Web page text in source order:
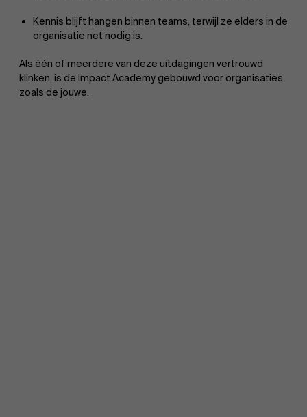
Kennis blijft hangen binnen teams, terwijl ze elders in de
organisatie net nodig is.
Als één of meerdere van deze uitdagingen vertrouwd
klinken, is de Impact Academy gebouwd voor organisaties
zoals de jouwe.